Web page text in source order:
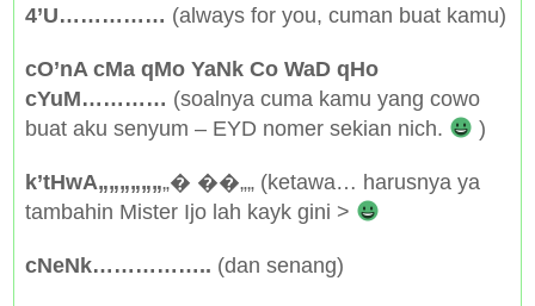
4’U…………… (always for you, cuman buat kamu)
cO’nA cMa qMo YaNk Co WaD qHo
cYuM………… (soalnya cuma kamu yang cowo
buat aku senyum – EYD nomer sekian nich.
)
k’tHwA„„„„„„„� ��„„ (ketawa… harusnya ya
tambahin Mister Ijo lah kayk gini >
cNeNk…………….. (dan senang)